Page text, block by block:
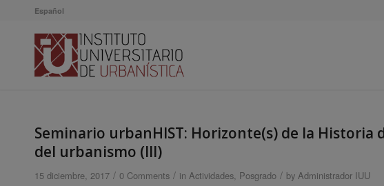
Español
Seminario urbanHIST: Horizonte(s) de la Historia
del urbanismo (III)
15 diciembre, 2017 / 0 Comments / in Actividades, Posgrado / by Administrador IUU